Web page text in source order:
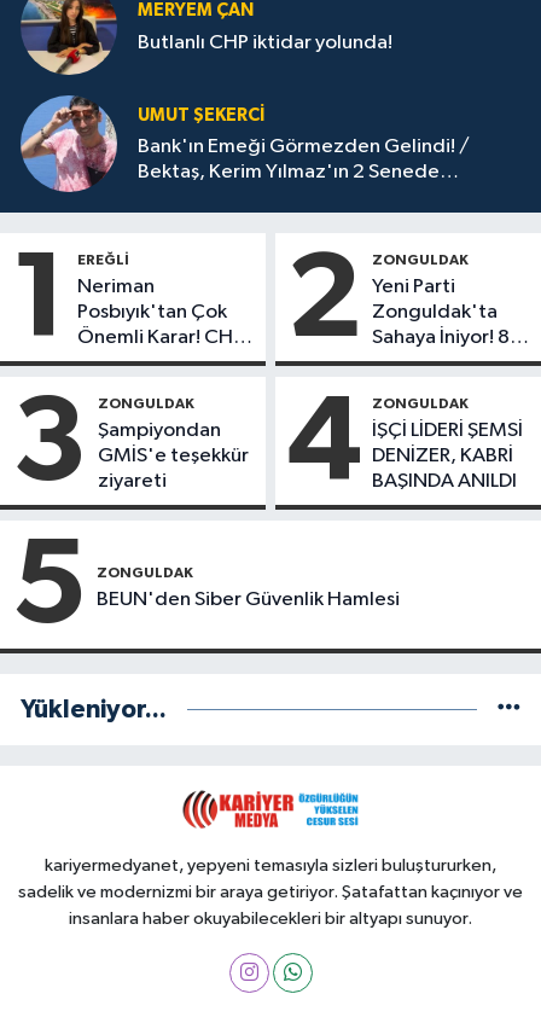
MERYEM ÇAN
Butlanlı CHP iktidar yolunda!
UMUT ŞEKERCİ
Bank'ın Emeği Görmezden Gelindi! /
Bektaş, Kerim Yılmaz'ın 2 Senede
1 EREĞLI
Neriman
Posbıyık'tan Çok
Önemli Karar! CHP
mi Yeni Parti mi?
2 ZONGULDAK
Yeni Parti
Zonguldak'ta
Sahaya İniyor! 8
İlçede Kurucu
Başladı
3 ZONGULDAK
Şampiyondan
GMİS'e teşekkür
ziyareti
4 ZONGULDAK
İŞÇİ LİDERİ ŞEMSİ
DENİZER, KABRİ
BAŞINDA ANILDI
5 ZONGULDAK
BEUN'den Siber Güvenlik Hamlesi
Yükleniyor...
kariyermedyanet, yepyeni temasıyla sizleri buluştururken,
sadelik ve modernizmi bir araya getiriyor. Şatafattan kaçınıyor ve
insanlara haber okuyabilecekleri bir altyapı sunuyor.